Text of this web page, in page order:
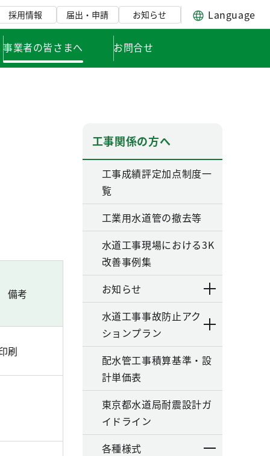
採用情報 届出・申請 お知らせ Language
事業者の皆さまへ お問合せ
備考
刷
工事関係の方へ
工事成績評定加点制度一
覧
工業用水道管の撤去等
水道工事現場における3K
改善事例集
お知らせ
水道工事事故防止アク
ションプラン
配水管工事積算基準・設
計単価表
東京都水道局耐震設計ガ
イドライン
各種様式